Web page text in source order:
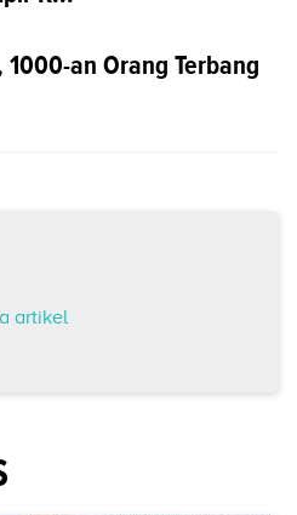
an Orang Terbang
artikel